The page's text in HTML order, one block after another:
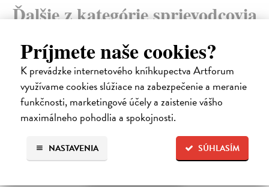
Príjmete naše cookies?
K prevádzke internetového kníhkupectva Artforum
využívame cookies slúžiace na zabezpečenie a meranie
funkčnosti, marketingové účely a zaistenie vášho
maximálneho pohodlia a spokojnosti.
SÚHLASÍM
NASTAVENIA
Ďalšie z kategórie sprievodcovia
na sklade